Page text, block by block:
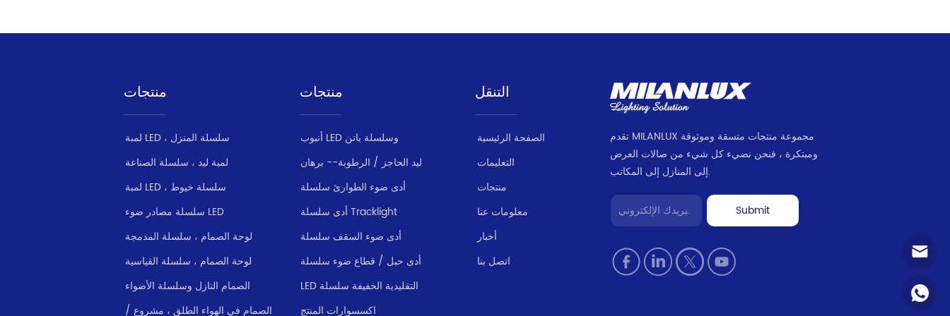
منتجات
لمبة LED ، سلسلة المنزل
لمبة ليد ، سلسلة الصناعة
لمبة LED ، سلسلة خيوط
سلسلة مصادر ضوء LED
لوحة الصمام ، سلسلة المدمجة
لوحة الصمام ، سلسلة القياسية
الصمام النازل وسلسلة الأضواء
الصمام في الهواء الطلق ، مشروع /
منتجات
أنبوب LED وسلسلة باتن
ليد الحاجز / الرطوبة-- برهان
أدى ضوء الطوارئ سلسلة
أدى سلسلة Tracklight
أدى ضوء السقف سلسلة
أدى حبل / قطاع ضوء سلسلة
LED التقليدية الخفيفة سلسلة
اكسسوارات المنتج
التنقل
الصفحة الرئيسية
التعليمات
منتجات
معلومات عنا
أخبار
اتصل بنا
تقدم MILANLUX مجموعة منتجات متسقة وموثوقة
ومبتكرة ، فنحن نضيء كل شيء من صالات العرض
إلى المنازل إلى المكاتب.
Submit